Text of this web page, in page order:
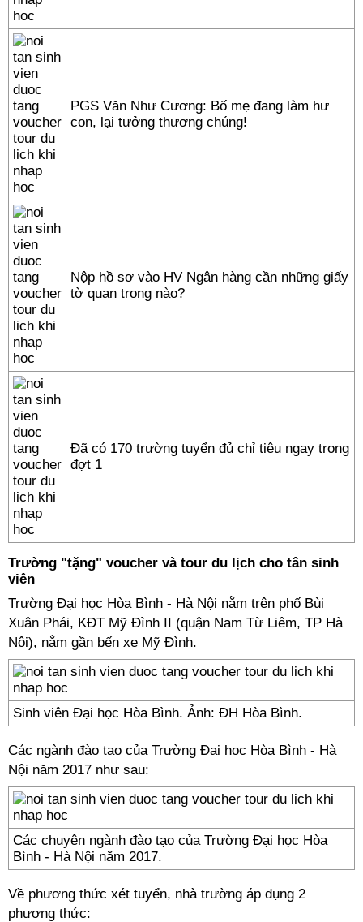
PGS Văn Như Cương: Bố mẹ đang làm hư
con, lại tưởng thương chúng!
Nộp hồ sơ vào HV Ngân hàng cần những giấy
tờ quan trọng nào?
Đã có 170 trường tuyển đủ chỉ tiêu ngay trong
đợt 1
Trường "tặng" voucher và tour du lịch cho tân sinh
viên
Trường Đại học Hòa Bình - Hà Nội nằm trên phố Bùi
Xuân Phái, KĐT Mỹ Đình II (quận Nam Từ Liêm, TP Hà
Nội), nằm gần bến xe Mỹ Đình.
Sinh viên Đại học Hòa Bình. Ảnh: ĐH Hòa Bình.
Các ngành đào tạo của Trường Đại học Hòa Bình - Hà
Nội năm 2017 như sau:
Các chuyên ngành đào tạo của Trường Đại học Hòa
Bình - Hà Nội năm 2017.
Về phương thức xét tuyển, nhà trường áp dụng 2
phương thức: